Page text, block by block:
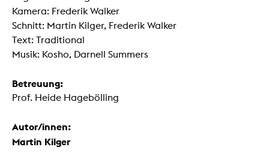
Kamera: Frederik Walker
Schnitt: Martin Kilger, Frederik Walker
Text: Traditional
Musik: Kosho, Darnell Summers
Betreuung:
Prof. Heide Hagebölling
Autor/innen:
Martin Kilger